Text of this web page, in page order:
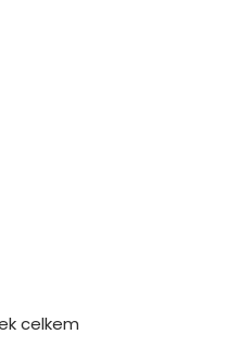
Ocelkem